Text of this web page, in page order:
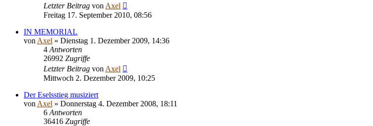
Letzter Beitrag von Axel
Freitag 17. September 2010, 08:56
IN MEMORIAL
von Axel » Dienstag 1. Dezember 2009, 14:36
4 Antworten
26992 Zugriffe
Letzter Beitrag von Axel
Mittwoch 2. Dezember 2009, 10:25
Der Eselsstieg musiziert
von Axel » Donnerstag 4. Dezember 2008, 18:11
6 Antworten
36416 Zugriffe